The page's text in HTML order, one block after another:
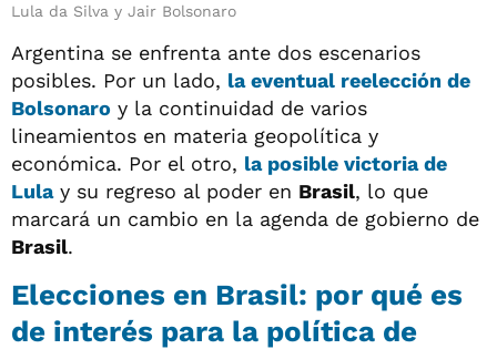
Lula da Silva y Jair Bolsonaro
Argentina se enfrenta ante dos escenarios
posibles. Por un lado, la eventual reelección de
Bolsonaro y la continuidad de varios
lineamientos en materia geopolítica y
económica. Por el otro, la posible victoria de
Lulay su regreso al poder en Brasil, lo que
marcará un cambio en la agenda de gobierno de
Brasil.
Elecciones en Brasil: por qué es
de interés para la política de